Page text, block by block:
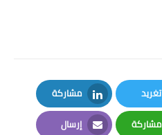
تغريد
Twitter
مشاركة
LinkedIn
مشاركة إرسال